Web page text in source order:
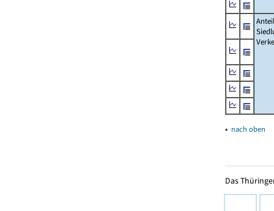
▴ nach oben
Das